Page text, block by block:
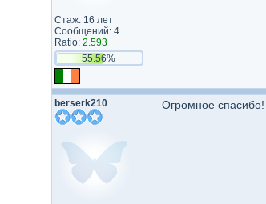
Стаж: 16 лет
Сообщений: 4
Ratio: 2.593
55.56%
berserk210 Огромное спасибо!